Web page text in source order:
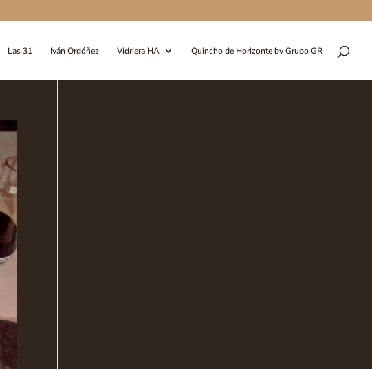
Las 31 Iván Ordóñez Vidriera HA Quincho de Horizonte by Grupo GR